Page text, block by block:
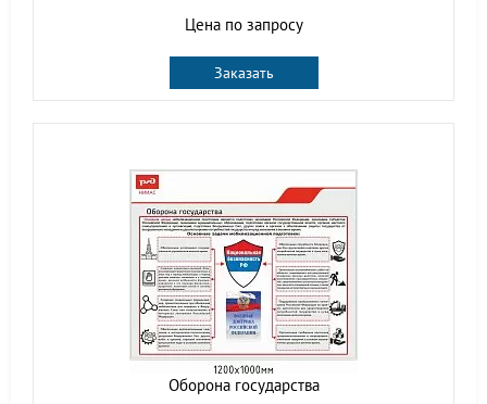
Цена по запросу
Заказать
Оборона государства